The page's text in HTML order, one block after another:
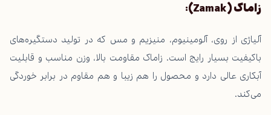
زاماک(Zamak):
آلیاژی از روی، آلومینیوم، منیزیم و مس که در تولید دستگیره‌های
باکیفیت بسیار رایج است. زاماک مقاومت بالا، وزن مناسب و قابلیت
آبکاری عالی دارد و محصول را هم زیبا و هم مقاوم در برابر خوردگی
می‌کند.